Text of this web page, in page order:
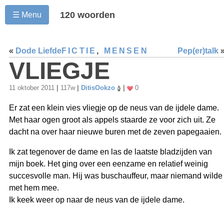
☰ Menu 120 woorden
« Dode Liefde Pep(er)talk
FICTIE , MENSEN
VLIEGJE
11 oktober 2011 117w DitisOokzo 0
Er zat een klein vies vliegje op de neus van de ijdele dame.
Met haar ogen groot als appels staarde ze voor zich uit. Ze
dacht na over haar nieuwe buren met de zeven papegaaien.
Ik zat tegenover de dame en las de laatste bladzijden van
mijn boek. Het ging over een eenzame en relatief weinig
succesvolle man. Hij was buschauffeur, maar niemand wilde
met hem mee.
Ik keek weer op naar de neus van de ijdele dame.